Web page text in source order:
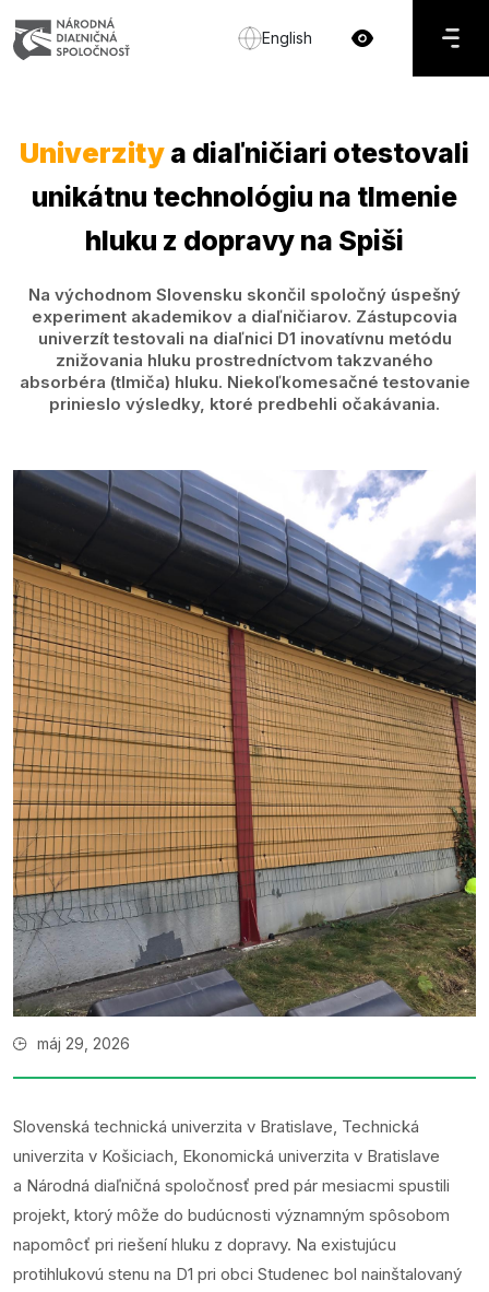
English
Univerzity a diaľničiari otestovali
unikátnu technológiu na tlmenie
hluku z dopravy na Spiši
Na východnom Slovensku skončil spoločný úspešný
experiment akademikov a diaľničiarov. Zástupcovia
univerzít testovali na diaľnici D1 inovatívnu metódu
znižovania hluku prostredníctvom takzvaného
absorbéra (tlmiča) hluku. Niekoľkomesačné testovanie
prinieslo výsledky, ktoré predbehli očakávania.
máj 29, 2026
Slovenská technická univerzita v Bratislave, Technická
univerzita v Košiciach, Ekonomická univerzita v Bratislave
a Národná diaľničná spoločnosť pred pár mesiacmi spustili
projekt, ktorý môže do budúcnosti významným spôsobom
napomôcť pri riešení hluku z dopravy. Na existujúcu
protihlukovú stenu na D1 pri obci Studenec bol nainštalovaný